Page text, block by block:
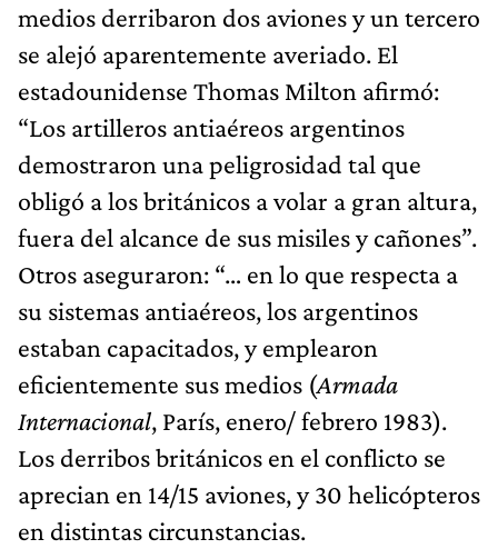
medios derribaron dos aviones y un tercero
se alejó aparentemente averiado. El
estadounidense Thomas Milton afirmó:
“Los artilleros antiaéreos argentinos
demostraron una peligrosidad tal que
obligó a los británicos a volar a gran altura,
fuera del alcance de sus misiles y cañones”.
Otros aseguraron: “… en lo que respecta a
su sistemas antiaéreos, los argentinos
estaban capacitados, y emplearon
eficientemente sus medios (Armada
Internacional, París, enero/ febrero 1983).
Los derribos británicos en el conflicto se
aprecian en 14/15 aviones, y 30 helicópteros
en distintas circunstancias.